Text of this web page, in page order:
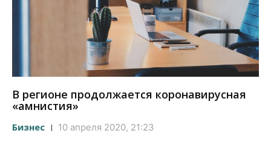
В регионе продолжается коронавирусная
«амнистия»
Бизнес 10 апреля 2020, 21:23